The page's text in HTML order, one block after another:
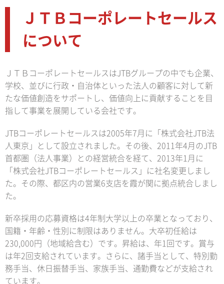
ＪＴＢコーポレートセールス
について
ＪＴＢコーポレートセールスはJTBグループの中でも企業、
学校、並びに行政・自治体といった法人の顧客に対して新
たな価値創造をサポートし、価値向上に貢献することを目
指して事業を展開している会社です。
JTBコーポレートセールスは2005年7月に「株式会社JTB法
人東京」として設立されました。その後、2011年4月のJTB
首都圏（法人事業）との経営統合を経て、2013年1月に
「株式会社JTBコーポレートセールス」に社名変更しまし
た。その際、都区内の営業6支店を霞が関に拠点統合しまし
た。
新卒採用の応募資格は4年制大学以上の卒業となっており、
国籍・年齢・性別に制限はありません。大卒初任給は
230,000円（地域給含む）です。昇給は、年1回です。賞与
は年2回支給されています。さらに、諸手当として、特別勤
務手当、休日振替手当、家族手当、通勤費などが支給され
ています。